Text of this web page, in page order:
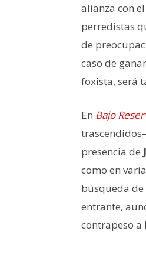
alianza con
perredistas
de
caso de
foxista, será
En Bajo
presencia de
como en
búsqueda
entrante,
contrapeso a